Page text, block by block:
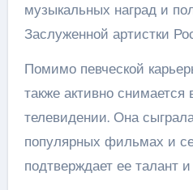
музыкальных наград и
Заслуженной артистки
Помимо певческой
также активно снимается
телевидении. Она
популярных фильмах и
подтверждает ее талант